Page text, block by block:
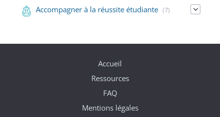
Accompagner à la réussite étudiante (7)
Accueil
Ressources
FAQ
Mentions légales